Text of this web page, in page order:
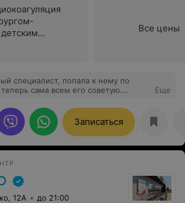
Все цены
попала к нему по
сама всем его советую.
Еще
Записаться
12А до 21:00